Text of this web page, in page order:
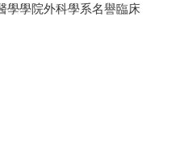
學學院外科學系名譽臨床